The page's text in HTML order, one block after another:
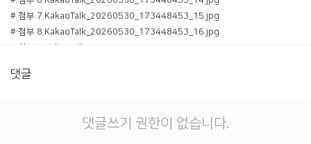
# 첨부 7.KakaoTalk_20260530_173448453_15.jpg
# 첨부 8.KakaoTalk_20260530_173448453_16.jpg
# 첨부 9.KakaoTalk_20260530_173448453_17.jpg
# 첨부 11.KakaoTalk_20260530_173448453_19.jpg
# 첨부 14.KakaoTalk_20260530_173448453_22.jpg
댓글
댓글쓰기 권한이 없습니다.